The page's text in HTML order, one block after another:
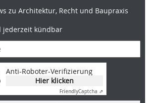
zu Architektur, Recht und Baupraxis
jederzeit kündbar
Anti-Roboter-Verifizierung
Hier klicken
FriendlyCaptcha ⇗